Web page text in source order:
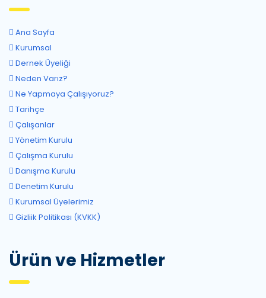
Ana Sayfa
Kurumsal
Dernek Üyeliği
Neden Varız?
Ne Yapmaya Çalışıyoruz?
Tarihçe
Çalışanlar
Yönetim Kurulu
Çalışma Kurulu
Danışma Kurulu
Denetim Kurulu
Kurumsal Üyelerimiz
Gizliik Politikası (KVKK)
Ürün ve Hizmetler